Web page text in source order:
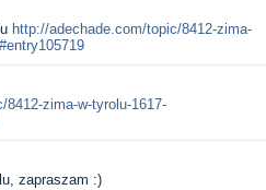
http://adechade.com/topic/8412-zima-
zima-w-tyrolu-1617-
zapraszam :)